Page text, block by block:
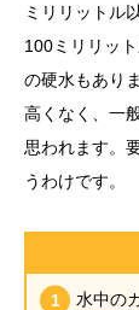
ミリリットル
100ミリリッ
の硬水もあり
高くなく、一
思われます。
うわけです。
水中の